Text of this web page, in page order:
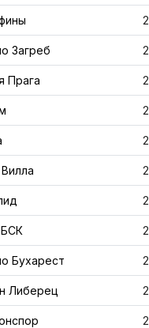
2
Загреб 2
Прага 2
2
2
2
2
2
Бухарест 2
Либерец 2
2